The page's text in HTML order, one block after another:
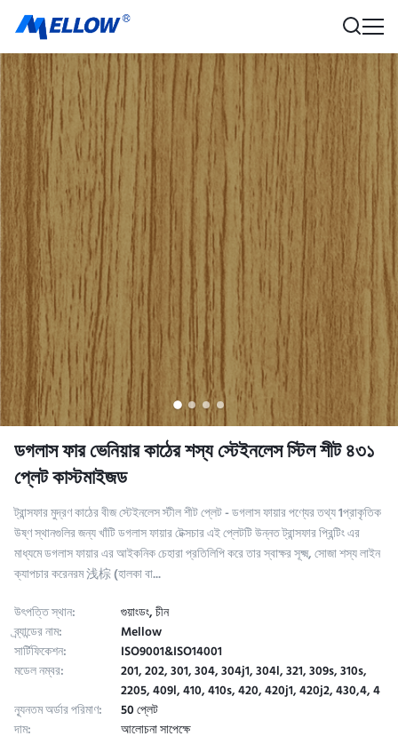
ডগলাস ফার ভেনিয়ার কাঠের শস্য স্টেইনলেস স্টিল শীট ৪৩১
প্লেট কাস্টমাইজড
ট্রান্সফার মুদ্রণ কাঠের বীজ স্টেইনলেস স্টীল শীট প্লেট - ডগলাস ফায়ার পণ্যের তথ্য 1প্রাকৃতিক
উষ্ণ স্থানগুলির জন্য খাঁটি ডগলাস ফায়ার টেক্সচার​ এই প্লেটটি উন্নত ট্রান্সফার প্রিন্টিং এর
মাধ্যমে ডগলাস ফায়ার এর আইকনিক চেহারা প্রতিলিপি করে তার স্বাক্ষর সূক্ষ্ম, সোজা শস্য লাইন
ক্যাপচার করেনরম 浅棕 (হালকা বা...
উৎপত্তি স্থান:
গুয়াংডং, চীন
ব্র্যান্ডের নাম: Mellow
সার্টিফিকেশন: ISO9001&ISO14001
মডেল নম্বর: 201, 202, 301, 304, 304j1, 304l, 321, 309s, 310s,
2205, 409l, 410, 410s, 420, 420j1, 420j2, 430,4, 4
ন্যূনতম অর্ডার পরিমাণ: 50 প্লেট
দাম: আলোচনা সাপেক্ষে